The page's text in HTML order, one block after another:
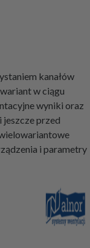
kanałów
w ciągu
wyniki oraz
jeszcze przed
i parametry